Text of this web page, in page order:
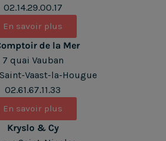
02.14.29.00.17
En savoir plus
de la Mer
7 quai Vauban
Vaast-la-Hougue
02.61.67.11.33
En savoir plus
Kryslo & Cy